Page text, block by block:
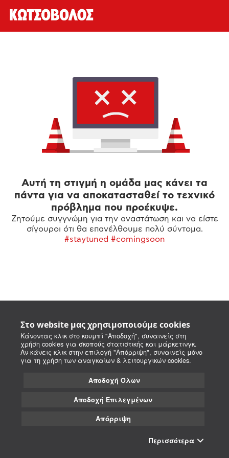
Στο website μας χρησιμοποιούμε cookies
Κάνοντας κλικ στο κουμπί "Αποδοχή", συναινείς στη
χρήση cookies για σκοπούς στατιστικής και μάρκετινγκ.
Αν κάνεις κλικ στην επιλογή "Απόρριψη", συναινείς μόνο
για τη χρήση των αναγκαίων & λειτουργικών cookies.
Αποδοχή Όλων
Αποδοχή Επιλεγμένων
Απόρριψη
Περισσότερα
Αυτή τη στιγμή η ομάδα μας κάνει τα
πάντα για να αποκατασταθεί το τεχνικό
πρόβλημα που προέκυψε.
Ζητούμε συγγνώμη για την αναστάτωση και να είστε
σίγουροι ότι θα επανέλθουμε πολύ σύντομα.
#staytuned #comingsoon